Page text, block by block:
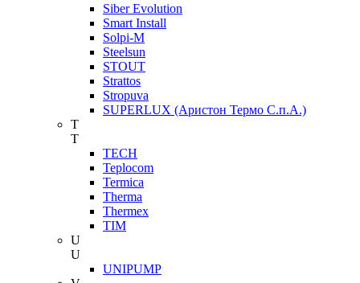
Siber Evolution
Smart Install
Solpi-M
Steelsun
STOUT
Strattos
Stropuva
SUPERLUX (Аристон Термо С.п.А.)
T
T
TECH
Teplocom
Termica
Therma
Thermex
TIM
U
U
UNIPUMP